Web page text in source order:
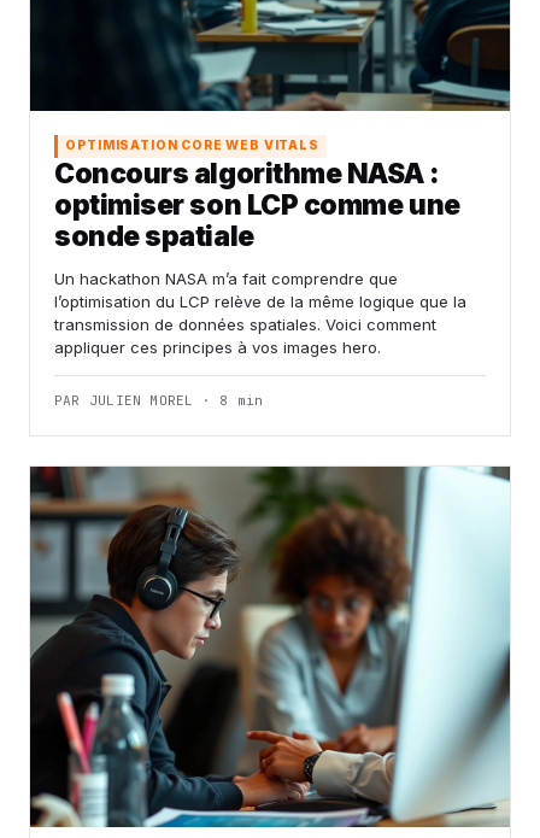
OPTIMISATION CORE WEB VITALS
Concours algorithme NASA :
optimiser son LCP comme une
sonde spatiale
Un hackathon NASA m’a fait comprendre que
l’optimisation du LCP relève de la même logique que la
transmission de données spatiales. Voici comment
appliquer ces principes à vos images hero.
PAR JULIEN MOREL · 8 min